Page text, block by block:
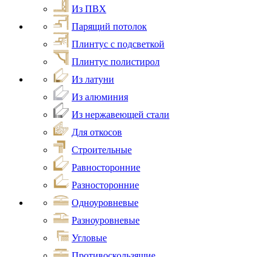
Из ПВХ
Парящий потолок
Плинтус с подсветкой
Плинтус полистирол
Из латуни
Из алюминия
Из нержавеющей стали
Для откосов
Строительные
Равносторонние
Разносторонние
Одноуровневые
Разноуровневые
Угловые